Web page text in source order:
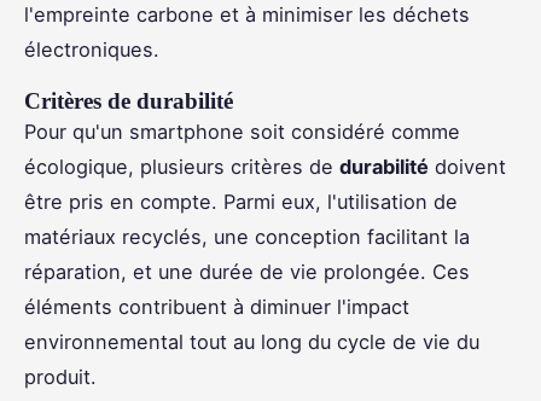
l'empreinte carbone et à minimiser les déchets
électroniques.
Critères de durabilité
Pour qu'un smartphone soit considéré comme
écologique, plusieurs critères de durabilité doivent
être pris en compte. Parmi eux, l'utilisation de
matériaux recyclés, une conception facilitant la
réparation, et une durée de vie prolongée. Ces
éléments contribuent à diminuer l'impact
environnemental tout au long du cycle de vie du
produit.